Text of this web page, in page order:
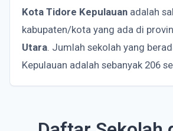
Kota Tidore Kepulauan adalah
kabupaten/kota yang ada di
Utara. Jumlah sekolah yang
Kepulauan adalah sebanyak 206